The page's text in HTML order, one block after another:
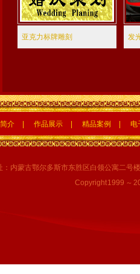
亚克力标牌雕刻 发
介 作品展示 精品案例 电
：内蒙古鄂尔多斯市东胜区白领公寓二
Copyright 1999 ～